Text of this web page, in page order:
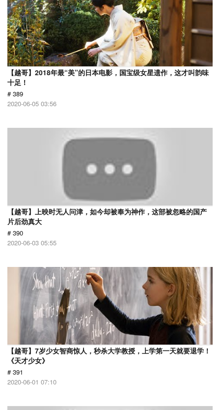
【越哥】2018年最“美”的日本电影，国宝级女星遗作，这才叫韵味
十足！
# 389
2020-06-05 03:56
【越哥】上映时无人问津，如今却被奉为神作，这部被忽略的国产
片后劲真大
# 390
2020-06-03 05:55
【越哥】7岁少女智商惊人，秒杀大学教授，上学第一天就要退学！
《天才少女》
# 391
2020-06-01 07:10